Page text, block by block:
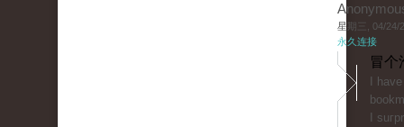
星期三, 04/24/
永久连接
冒个
I
I